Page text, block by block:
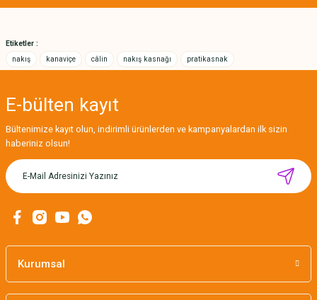
Etiketler :
nakış
kanaviçe câlin nakış kasnağı pratikasnak
E-bülten kayıt
Bültenimize kayıt olun, indirimli ürünlerden ve kampanyalardan ilk sizin
haberiniz olsun!
Kurumsal